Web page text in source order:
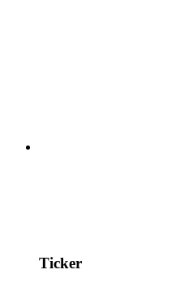
Ticker